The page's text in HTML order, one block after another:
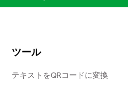
ツール
テキストをQRコードに変換